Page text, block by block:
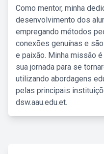
Como mentor, minha
desenvolvimento dos
empregando métodos
conexões genuínas e
e paixão. Minha missão
sua jornada para se
utilizando abordagens
pelas principais
dsw.aau.edu.et.